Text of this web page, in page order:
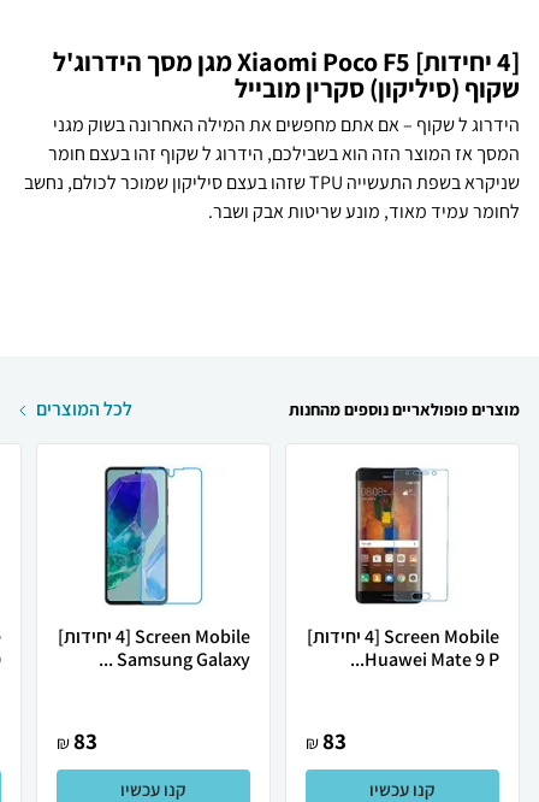
[4 יחידות] Xiaomi Poco F5 מגן מסך הידרוג'ל
שקוף (סיליקון) סקרין מובייל
הידרוג ל שקוף – אם אתם מחפשים את המילה האחרונה בשוק מגני
המסך אז המוצר הזה הוא בשבילכם, הידרוג ל שקוף זהו בעצם חומר
שניקרא בשפת התעשייה TPU שזהו בעצם סיליקון שמוכר לכולם, נחשב
לחומר עמיד מאוד, מונע שריטות אבק ושבר.
מוצרים פופולאריים נוספים מהחנות לכל המוצרים
Screen Mobile [4 יחידות]
Huawei Mate 9 P...
83
₪
קנו עכשיו
Screen Mobile [4 יחידות]
Samsung Galaxy ...
83
₪
קנו עכשיו